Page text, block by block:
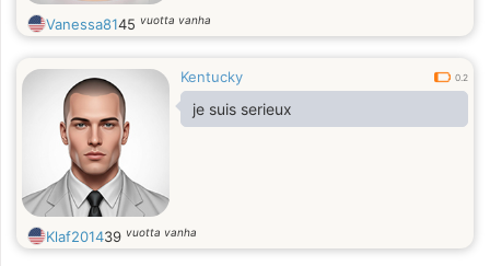
Vanessa8145 vuotta vanha
Kentucky 0.2
je suis serieux
Klaf201439 vuotta vanha